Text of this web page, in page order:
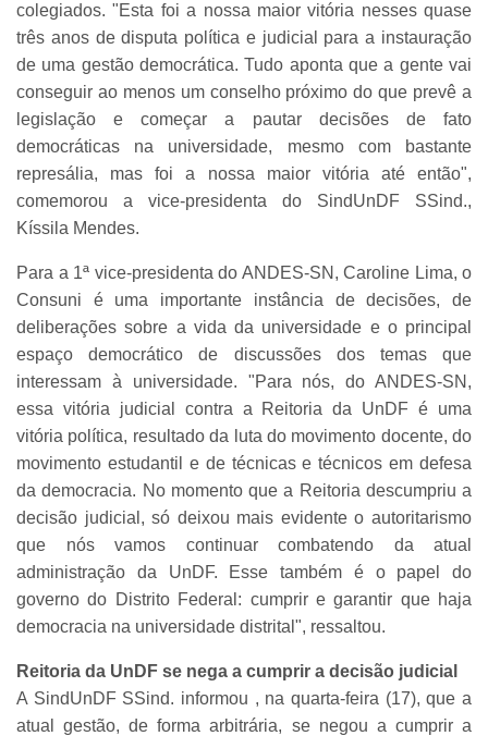
colegiados. "Esta foi a nossa maior vitória nesses quase
três anos de disputa política e judicial para a instauração
de uma gestão democrática. Tudo aponta que a gente vai
conseguir ao menos um conselho próximo do que prevê a
legislação e começar a pautar decisões de fato
democráticas na universidade, mesmo com bastante
represália, mas foi a nossa maior vitória até então",
comemorou a vice-presidenta do SindUnDF SSind.,
Kíssila Mendes.
Para a 1ª vice-presidenta do ANDES-SN, Caroline Lima, o
Consuni é uma importante instância de decisões, de
deliberações sobre a vida da universidade e o principal
espaço democrático de discussões dos temas que
interessam à universidade. "Para nós, do ANDES-SN,
essa vitória judicial contra a Reitoria da UnDF é uma
vitória política, resultado da luta do movimento docente, do
movimento estudantil e de técnicas e técnicos em defesa
da democracia. No momento que a Reitoria descumpriu a
decisão judicial, só deixou mais evidente o autoritarismo
que nós vamos continuar combatendo da atual
administração da UnDF. Esse também é o papel do
governo do Distrito Federal: cumprir e garantir que haja
democracia na universidade distrital", ressaltou.
Reitoria da UnDF se nega a cumprir a decisão judicial
A SindUnDF SSind. informou , na quarta-feira (17), que a
atual gestão, de forma arbitrária, se negou a cumprir a